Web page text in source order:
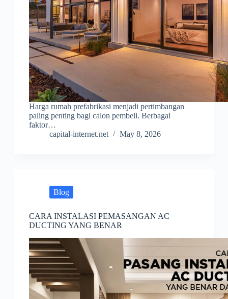
Harga rumah prefabrikasi menjadi pertimbangan
paling penting bagi calon pembeli. Berbagai
faktor…
capital-internet.net
May 8, 2026
Blog
CARA INSTALASI PEMASANGAN AC
DUCTING YANG BENAR